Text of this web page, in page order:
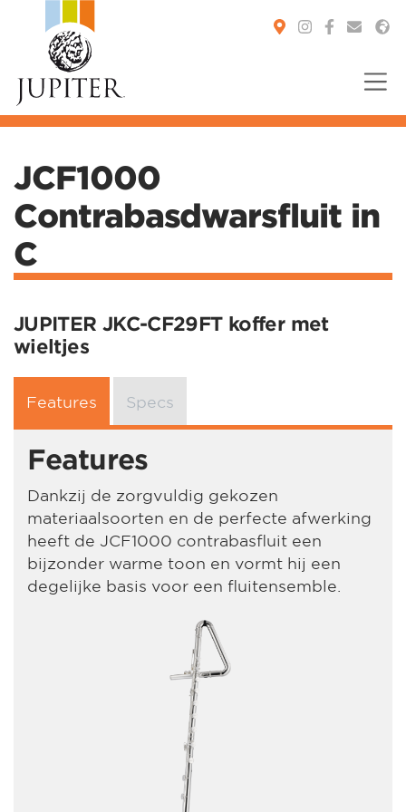
JCF1000
Contrabasdwarsfluit in
C
JUPITER JKC-CF29FT koffer met
wieltjes
Features Specs
Features
Dankzij de zorgvuldig gekozen
materiaalsoorten en de perfecte afwerking
heeft de JCF1000 contrabasfluit een
bijzonder warme toon en vormt hij een
degelijke basis voor een fluitensemble.